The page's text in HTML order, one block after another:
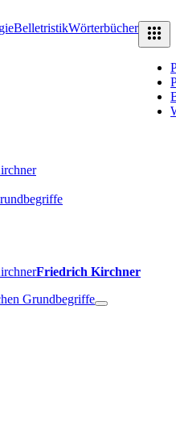
BelletristikWörterbücher
Friedrich Kirchner
Grundbegriffe